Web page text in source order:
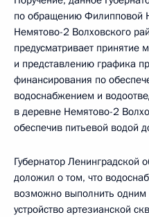
по обращению Филипповой
Немятово-2 Волховского
предусматривает принятие
и представлению графика
финансирования по
водоснабжением и
в деревне Немятово-2
обеспечив питьевой водой
Губернатор Ленинградской
доложил о том, что
возможно выполнить
устройство артезианской